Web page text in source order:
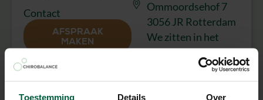
Toestemming Details Over
Contact
AFSPRAAK
MAKEN
Ommoordsehof 7
3056 JR Rotterdam
We zitten in het
gebouw van MyLife
Rotterdam 1e